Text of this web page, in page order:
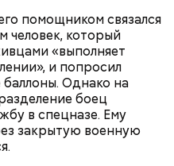
помощником связался
человек, который
«выполняет
и попросил
Однако на
боец
в спецназе. Ему
закрытую военную
Кондрахин назвал
и напитки, которые
токсины из организма
лучше не есть:
сосуды и защищает от
полезен кресс-салат